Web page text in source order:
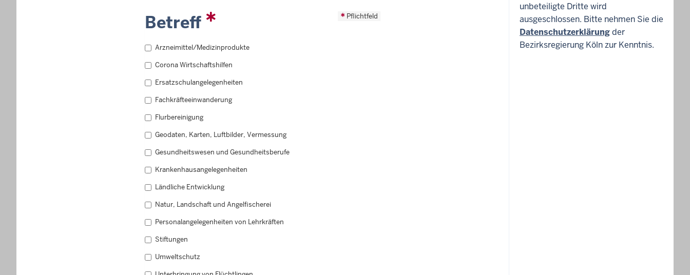
Pflichtfeld
Betreff
Arzneimittel/Medizinprodukte
Corona Wirtschaftshilfen
Ersatzschulangelegenheiten
Fachkräfteeinwanderung
Flurbereinigung
Geodaten, Karten, Luftbilder, Vermessung
Gesundheitswesen und Gesundheitsberufe
Krankenhausangelegenheiten
Ländliche Entwicklung
Natur, Landschaft und Angelfischerei
Personalangelegenheiten von Lehrkräften
Stiftungen
Umweltschutz
unbeteiligte Dritte wird
ausgeschlossen. Bitte nehmen Sie die
Datenschutzerklärungder
Bezirksregierung Köln zur Kenntnis.